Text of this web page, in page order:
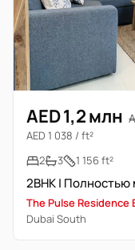
AED 1,2 млн
AED 1 038 / ft²
2
3 1 156 ft²
2BHK |
The Pulse Residence
Dubai South